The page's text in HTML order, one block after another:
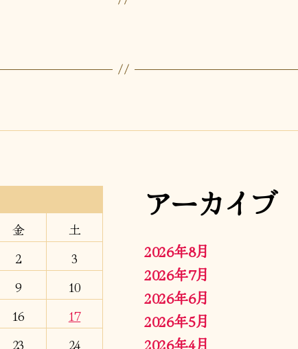
金
土
2
3
9
10
16
17
23
24
アーカイブ
2026年8月
2026年7月
2026年6月
2026年5月
2026年4月